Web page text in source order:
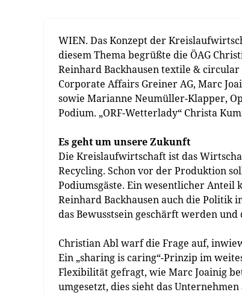
WIEN. Das Konzept der
diesem Thema begrüßte die ÖAG
Reinhard Backhausen textile &
Corporate Affairs Greiner AG, Marc
sowie Marianne Neumüller-Klapper,
Podium. „ORF-Wetterlady“ Christa
Es geht um unsere Zukunft
Die Kreislaufwirtschaft ist das
Recycling. Schon vor der Produktion
Podiumsgäste. Ein wesentlicher Anteil
Reinhard Backhausen auch die Politik
das Bewusstsein geschärft werden
Christian Abl warf die Frage auf,
Ein „sharing is caring“-Prinzip im
Flexibilität gefragt, wie Marc Joainig
umgesetzt, dies sieht das